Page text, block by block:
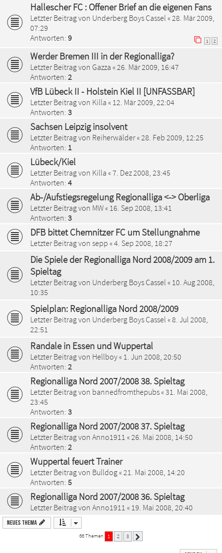
Hallescher FC : Offener Brief an die eigenen Fans
Letzter Beitrag von Underberg Boys Cassel « 28. Mär 2009,
07:29
Antworten: 9 1 2
Werder Bremen III in der Regionalliga?
Letzter Beitrag von Gazza « 26. Mär 2009, 16:47
Antworten: 2
VfB Lübeck II - Holstein Kiel II [UNFASSBAR]
Letzter Beitrag von Killa « 12. Mär 2009, 22:04
Antworten: 3
Sachsen Leipzig insolvent
Letzter Beitrag von Reiherwälder« 28. Feb 2009, 12:25
Antworten: 1
Lübeck/Kiel
Letzter Beitrag von Killa «7. Dez 2008, 23:45
Antworten: 4
Ab-/Aufstiegsregelung Regionalliga <-> Oberliga
Letzter Beitrag von MW« 16. Sep 2008, 13:41
Antworten: 3
DFB bittet Chemnitzer FC um Stellungnahme
Letzter Beitrag von sepp «4. Sep 2008, 18:27
Die Spiele der Regionalliga Nord 2008/2009 am 1.
Spieltag
Letzter Beitrag von Underberg Boys Cassel « 10. Aug 2008,
10:35
Spielplan: Regionalliga Nord 2008/2009
Letzter Beitrag von Underberg Boys Cassel «8. Jul 2008,
22:51
Randale in Essen und Wuppertal
Letzter Beitrag von Hellboy« 1. Jun 2008, 20:50
Antworten: 2
Regionalliga Nord 2007/2008 38. Spieltag
Letzter Beitrag von bannedfromthepubs«31. Mai 2008,
23:45
Antworten: 3
Regionalliga Nord 2007/2008 37. Spieltag
Letzter Beitrag von Anno1911 « 26. Mai 2008, 14:50
Antworten: 2
Wuppertal feuert Trainer
Letzter Beitrag von Bulldog« 21. Mai 2008, 14:20
Antworten: 5
Regionalliga Nord 2007/2008 36. Spieltag
Letzter Beitrag von Anno1911 « 19. Mai 2008, 20:40
Neues Thema
66 Themen 1 2 3